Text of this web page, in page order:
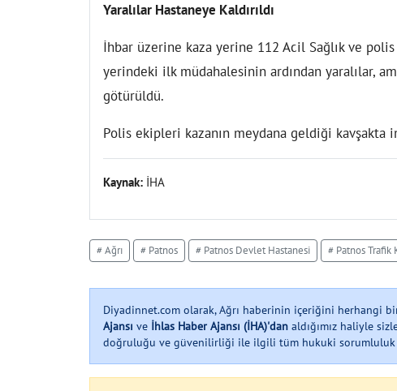
Yaralılar Hastaneye Kaldırıldı
İhbar üzerine kaza yerine 112 Acil Sağlık ve
yerindeki ilk müdahalesinin ardından yaralılar,
götürüldü.
Polis ekipleri kazanın meydana geldiği kavşakta
Kaynak: İHA
# Ağrı # Patnos # Patnos Devlet Hastanesi # Patnos Trafik
Diyadinnet.com olarak, Ağrı haberinin içeriğini herhangi
Ajansı ve İhlas Haber Ajansı (İHA)'dan aldığımız haliyle
doğruluğu ve güvenilirliği ile ilgili tüm hukuki sorumluluk